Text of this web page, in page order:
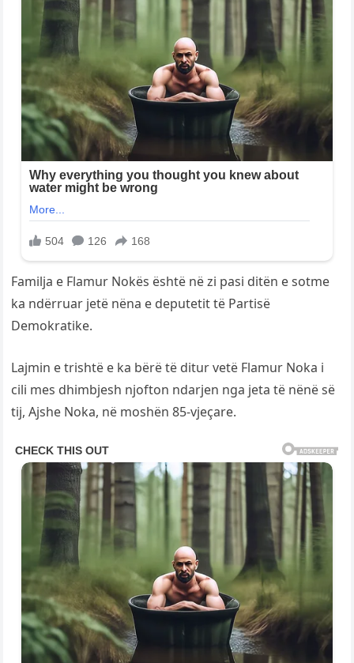
Familja e Flamur Nokës është në zi pasi ditën e sotme
ka ndërruar jetë nëna e deputetit të Partisë
Demokratike.
Lajmin e trishtë e ka bërë të ditur vetë Flamur Noka i
cili mes dhimbjesh njofton ndarjen nga jeta të nënë së
tij, Ajshe Noka, në moshën 85-vjeçare.